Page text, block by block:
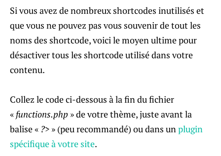
Si vous avez de nombreux shortcodes inutilisés et
que vous ne pouvez pas vous souvenir de tout les
noms des shortcode, voici le moyen ultime pour
désactiver tous les shortcode utilisé dans votre
contenu.
Collez le code ci-dessous à la fin du fichier
« functions.php » de votre thème, juste avant la
balise « ?> » (peu recommandé) ou dans unplugin
spécifique à votre site.